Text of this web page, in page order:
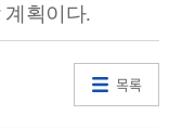
획이다.
목록